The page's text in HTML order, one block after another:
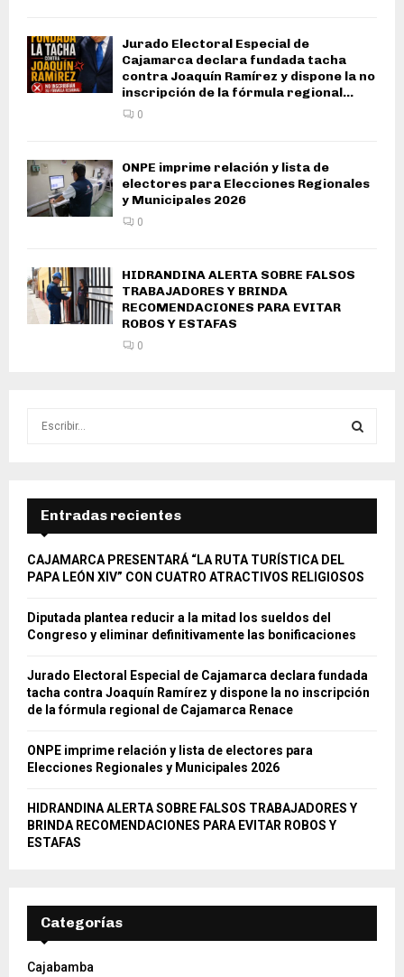
Jurado Electoral Especial de
Cajamarca declara fundada tacha
contra Joaquín Ramírez y dispone la no
inscripción de la fórmula regional...
0
ONPE imprime relación y lista de
electores para Elecciones Regionales
y Municipales 2026
0
HIDRANDINA ALERTA SOBRE FALSOS
TRABAJADORES Y BRINDA
RECOMENDACIONES PARA EVITAR
ROBOS Y ESTAFAS
0
f
r
E
A
R
H
Entradas recientes
CAJAMARCA PRESENTARÁ “LA RUTA TURÍSTICA DEL
PAPA LEÓN XIV” CON CUATRO ATRACTIVOS RELIGIOSOS
Diputada plantea reducir a la mitad los sueldos del
Congreso y eliminar definitivamente las bonificaciones
Jurado Electoral Especial de Cajamarca declara fundada
tacha contra Joaquín Ramírez y dispone la no inscripción
de la fórmula regional de Cajamarca Renace
ONPE imprime relación y lista de electores para
Elecciones Regionales y Municipales 2026
HIDRANDINA ALERTA SOBRE FALSOS TRABAJADORES Y
BRINDA RECOMENDACIONES PARA EVITAR ROBOS Y
ESTAFAS
Categorías
Cajabamba